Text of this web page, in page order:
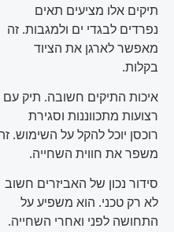
תיקים אלו מציעים תאים
נפרדים לבגדי ים ולמגבות. זה
מאפשר לארגן את הציוד
בקלות.
איכות התיקים חשובה. תיק עם
רצועות מתכווננות וסגירת
רוכסן יוכל להקל על השימוש. זה
משפר את חווית השחייה.
סידור נכון של האביזרים חשוב
לא רק טכני. הוא משפיע על
התחושה לפני ואחרי השחייה.